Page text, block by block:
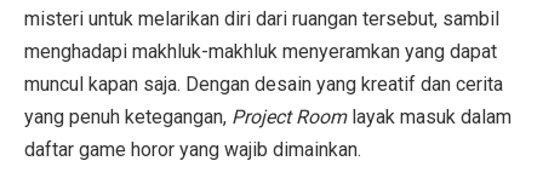
misteri untuk melarikan diri dari ruangan tersebut, sambil
menghadapi makhluk-makhluk menyeramkan yang dapat
muncul kapan saja. Dengan desain yang kreatif dan cerita
yang penuh ketegangan, Project Roomlayak masuk dalam
daftar game horor yang wajib dimainkan.